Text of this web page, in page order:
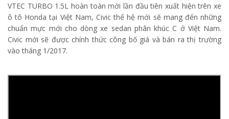
VTEC TURBO 1.5L hoàn toàn mới lần đầu tiên xuất hiện trên xe
ô tô Honda tại Việt Nam, Civic thế hệ mới sẽ mang đến những
chuẩn mực mới cho dòng xe sedan phân khúc C ở Việt Nam.
Civic mới sẽ được chính thức công bố giá và bán ra thị trường
vào tháng 1/2017.